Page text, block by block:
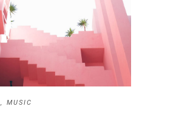
MUSIC